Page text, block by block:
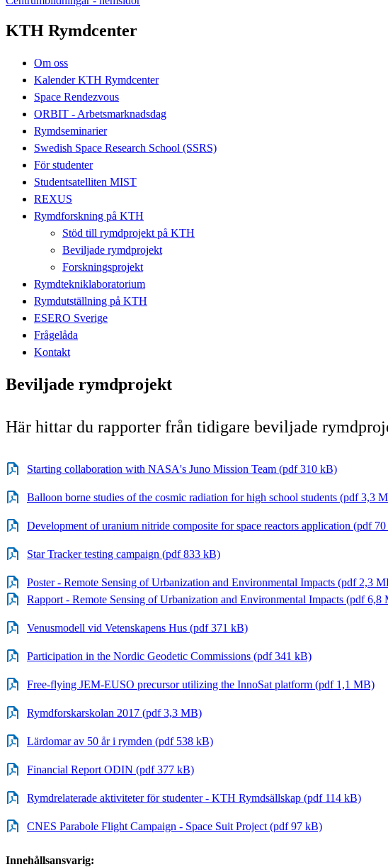
KTH Rymdcenter
Om oss
Kalender KTH Rymdcenter
Space Rendezvous
ORBIT - Arbetsmarknadsdag
Rymdseminarier
Swedish Space Research School (SSRS)
För studenter
Studentsatelliten MIST
REXUS
Rymdforskning på KTH
Stöd till rymdprojekt på KTH
Beviljade rymdprojekt
Forskningsprojekt
Rymdtekniklaboratorium
Rymdutställning på KTH
ESERO Sverige
Frågelåda
Kontakt
Beviljade rymdprojekt
Här hittar du rapporter från tidigare beviljade
Starting collaboration with NASA's Juno Mission Team (pdf 310 kB)
Balloon borne studies of the cosmic radiation for high school students (pdf 3,3
Development of uranium nitride composite for space reactors application (pdf
Star Tracker testing campaign (pdf 833 kB)
Poster - Remote Sensing of Urbanization and Environmental Impacts (pdf 2,3
Rapport - Remote Sensing of Urbanization and Environmental Impacts (pdf 6,8
Venusmodell vid Vetenskapens Hus (pdf 371 kB)
Participation in the Nordic Geodetic Commissions (pdf 341 kB)
Free-flying JEM-EUSO precursor utilizing the InnoSat platform (pdf 1,1 MB)
Rymdforskarskolan 2017 (pdf 3,3 MB)
Lärdomar av 50 år i rymden (pdf 538 kB)
Financial Report ODIN (pdf 377 kB)
Rymdrelaterade aktiviteter för studenter - KTH Rymdsällskap (pdf 114 kB)
CNES Parabole Flight Campaign - Space Suit Project (pdf 97 kB)
Innehållsansvarig: